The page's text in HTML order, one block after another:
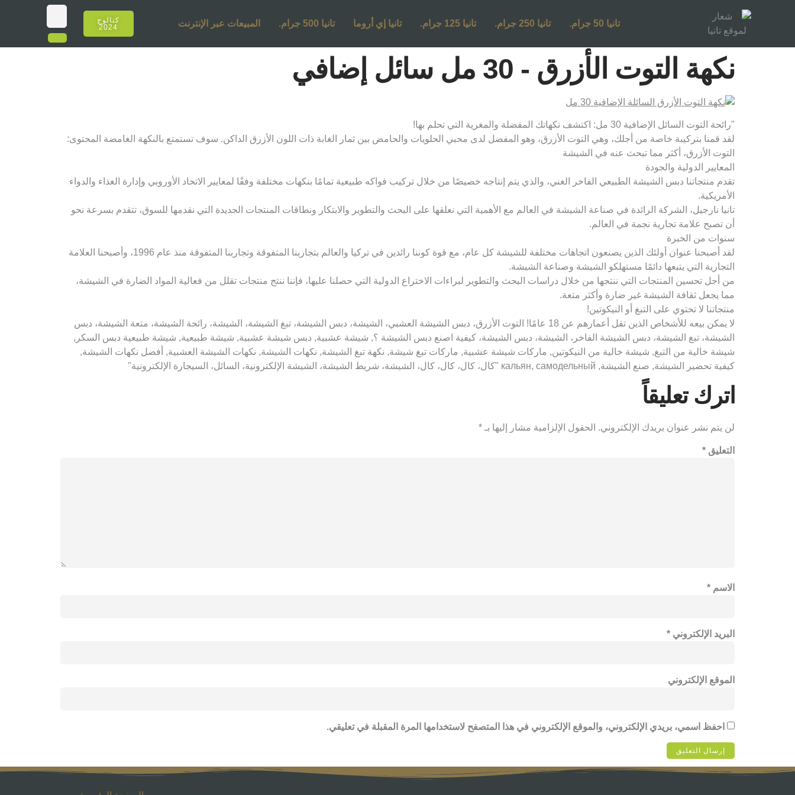
تانيا 50 جرام. تانيا 250 جرام. تانيا 125 جرام. تانيا إي أروما تانيا 500 جرام. المبيعات عبر الإنترنت
كتالوج
2024
نكهة التوت الأزرق - 30 مل سائل إضافي
"رائحة التوت السائل الإضافية 30 مل: اكتشف نكهاتك المفضلة والمغرية التي تحلم بها!
لقد قمنا بتركيبة خاصة من أجلك، وهي التوت الأزرق، وهو المفضل لدى محبي الحلويات والحامض بين ثمار الغابة ذات اللون الأزرق الداكن. سوف تستمتع بالنكهة الغامضة المحتوى:
التوت الأزرق، أكثر مما تبحث عنه في الشيشة
المعايير الدولية والجودة
تقدم منتجاتنا دبس الشيشة الطبيعي الفاخر الغني، والذي يتم إنتاجه خصيصًا من خلال تركيب فواكه طبيعية تمامًا بنكهات مختلفة وفقًا لمعايير الاتحاد الأوروبي وإدارة الغذاء والدواء
الأمريكية.
تانيا نارجيل، الشركة الرائدة في صناعة الشيشة في العالم مع الأهمية التي نعلقها على البحث والتطوير والابتكار ونطاقات المنتجات الجديدة التي نقدمها للسوق، تتقدم بسرعة نحو
أن تصبح علامة تجارية نجمة في العالم.
سنوات من الخبرة
لقد أصبحنا عنوان أولئك الذين يصنعون اتجاهات مختلفة للشيشة كل عام، مع قوة كوننا رائدين في تركيا والعالم بتجاربنا المتفوقة وتجاربنا المتفوقة منذ عام 1996، وأصبحنا العلامة
التجارية التي يتبعها دائمًا مستهلكو الشيشة وصناعة الشيشة.
من أجل تحسين المنتجات التي ننتجها من خلال دراسات البحث والتطوير لبراءات الاختراع الدولية التي حصلنا عليها، فإننا ننتج منتجات تقلل من فعالية المواد الضارة في الشيشة،
مما يجعل ثقافة الشيشة غير ضارة وأكثر متعة.
منتجاتنا لا تحتوي على التبغ أو النيكوتين!
لا يمكن بيعه للأشخاص الذين تقل أعمارهم عن 18 عامًا! التوت الأزرق، دبس الشيشة العشبي، الشيشة، دبس الشيشة، تبغ الشيشة، الشيشة، رائحة الشيشة، متعة الشيشة، دبس
الشيشة، تبغ الشيشة، دبس الشيشة الفاخر، الشيشة، دبس الشيشة، كيفية اصنع دبس الشيشة ؟, شيشة عشبية, دبس شيشة عشبية, شيشة طبيعية, شيشة طبيعية دبس السكر,
شيشة خالية من التبغ, شيشة خالية من النيكوتين, ماركات شيشة عشبية, ماركات تبغ شيشة, نكهة تبغ الشيشة, نكهات الشيشة, نكهات الشيشة العشبية, أفضل نكهات الشيشة,
كيفية تحضير الشيشة, صنع الشيشة, кальян, самодельный "كال، كال، كال، كال، الشيشة، شريط الشيشة، الشيشة الإلكترونية، السائل، السيجارة الإلكترونية"
اترك تعليقاً
لن يتم نشر عنوان بريدك الإلكتروني. الحقول الإلزامية مشار إليها بـ *
التعليق *
الاسم *
البريد الإلكتروني *
الموقع الإلكتروني
احفظ اسمي، بريدي الإلكتروني، والموقع الإلكتروني في هذا المتصفح لاستخدامها المرة المقبلة في تعليقي.